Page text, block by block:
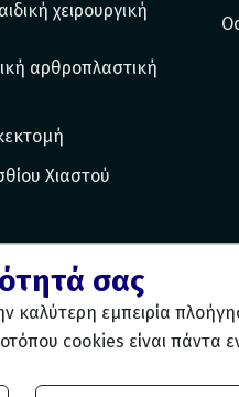
χειρουργική
αρθροπλαστική
Χιαστού
σας
καλύτερη εμπειρία
cookies είναι